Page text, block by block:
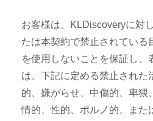
お客様は、KLDiscoveryに対
たは本契約で禁止されている
を使用しないことを保証し、
は、下記に定める禁止された
的、嫌がらせ、中傷的、卑猥
情的、性的、ポルノ的、また